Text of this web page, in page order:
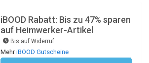
iBOOD Rabatt: Bis zu 47% sparen
auf Heimwerker-Artikel
Bis auf Widerruf
MehriBOOD Gutscheine